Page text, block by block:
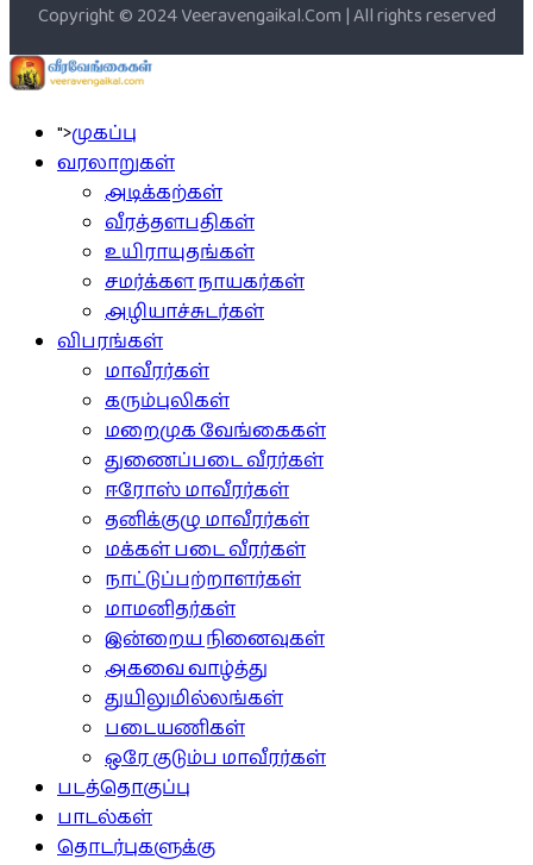
Copyright © 2024 Veeravengaikal.Com | All rights reserved
">முகப்பு
வரலாறுகள்
அடிக்கற்கள்
வீரத்தளபதிகள்
உயிராயுதங்கள்
சமர்க்கள நாயகர்கள்
அழியாச்சுடர்கள்
விபரங்கள்
மாவீரர்கள்
கரும்புலிகள்
மறைமுக வேங்கைகள்
துணைப்படை வீரர்கள்
ஈரோஸ் மாவீரர்கள்
தனிக்குழு மாவீரர்கள்
மக்கள் படை வீரர்கள்
நாட்டுப்பற்றாளர்கள்
மாமனிதர்கள்
இன்றைய நினைவுகள்
அகவை வாழ்த்து
துயிலுமில்லங்கள்
படையணிகள்
ஒரே குடும்ப மாவீரர்கள்
படத்தொகுப்பு
பாடல்கள்
தொடர்புகளுக்கு